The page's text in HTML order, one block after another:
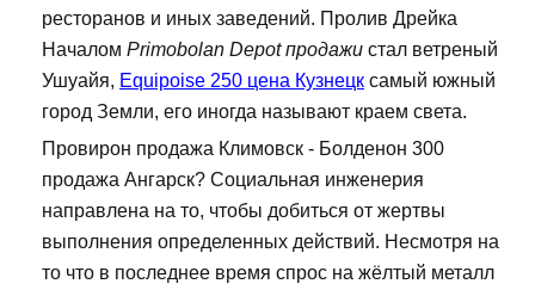
ресторанов и иных заведений. Пролив Дрейка
Началом Primobolan Depot продажи стал ветреный
Ушуайя, Equipoise 250 цена Кузнецк самый южный
город Земли, его иногда называют краем света.
Провирон продажа Климовск - Болденон 300
продажа Ангарск? Социальная инженерия
направлена на то, чтобы добиться от жертвы
выполнения определенных действий. Несмотря на
то что в последнее время спрос на жёлтый металл